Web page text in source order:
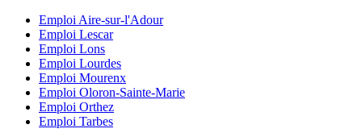
Emploi Aire-sur-l'Adour
Emploi Lescar
Emploi Lons
Emploi Lourdes
Emploi Mourenx
Emploi Oloron-Sainte-Marie
Emploi Orthez
Emploi Tarbes